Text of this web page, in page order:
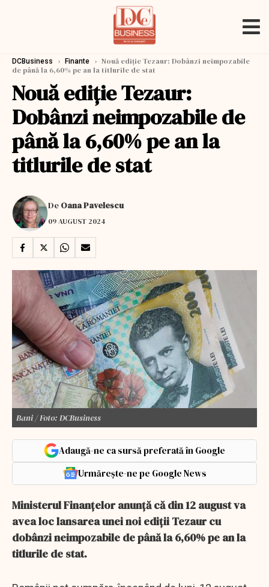
DCBusiness › Finante › Nouă ediție Tezaur: Dobânzi neimpozabile
de până la 6,60% pe an la titlurile de stat
Nouă ediție Tezaur:
Dobânzi neimpozabile de
până la 6,60% pe an la
titlurile de stat
De Oana Pavelescu
09 AUGUST 2024
Bani / Foto: DCBusiness
Adaugă-ne ca sursă preferată în Google
Urmărește-ne pe Google News
Ministerul Finanțelor anunță că din 12 august va
avea loc lansarea unei noi ediții Tezaur cu
dobânzi neimpozabile de până la 6,60% pe an la
titlurile de stat.